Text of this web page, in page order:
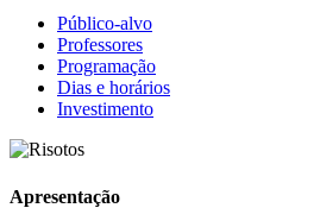
Público-alvo
Professores
Programação
Dias e horários
Investimento
Apresentação